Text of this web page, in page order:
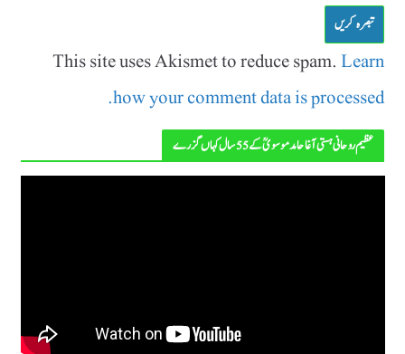
This site uses Akismet to reduce spam.Learn
how your comment data is processed.
عظیم روحانی ہستی آغا حامد موسویؒ کے 55 سال کہاں گزرے